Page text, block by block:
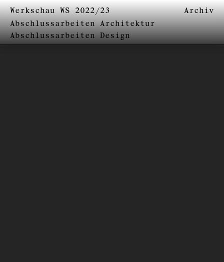
Werkschau WS 2022/23
Abschlussarbeiten Architektur
Abschlussarbeiten Design
Archiv